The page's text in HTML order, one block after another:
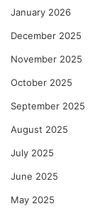
January 2026
December 2025
November 2025
October 2025
September 2025
August 2025
July 2025
June 2025
May 2025